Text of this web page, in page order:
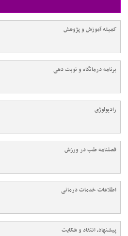
کمیته آموزش و پژوهش
برنامه درمانگاه و نوبت دهی
رادیولوژی
فصلنامه طب در ورزش
اطلاعات خدمات درمانی
پیشنهاد، انتقاد و شکایت